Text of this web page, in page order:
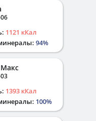
1121 кКал
94%
1393 кКал
100%